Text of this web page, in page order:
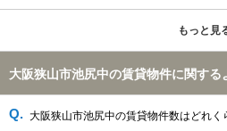
南河内郡河南町(48件)
南河内郡太子町
もっと見
大阪狭山市池尻中の賃貸物件に関する
大阪狭山市池尻中の賃貸物件数はどれく